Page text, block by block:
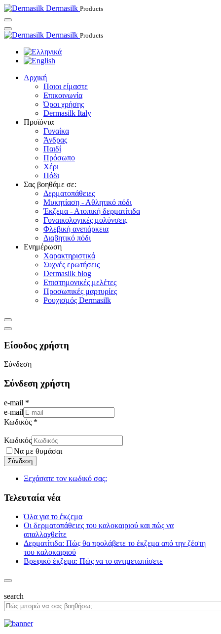
Dermasilk Products
Dermasilk Products
Αρχική
Ποιοι είμαστε
Επικοινωνία
Όροι χρήσης
Dermasilk Italy
Προϊόντα
Γυναίκα
Άνδρας
Παιδί
Πρόσωπο
Χέρι
Πόδι
Σας βοηθάμε σε:
Δερματοπάθειες
Μυκητίαση - Αθλητικό πόδι
Έκζεμα - Ατοπική δερματίτιδα
Γυναικολογικές μολύνσεις
Φλεβική ανεπάρκεια
Διαβητικό πόδι
Ενημέρωση
Χαρακτηριστικά
Συχνές ερωτήσεις
Dermasilk blog
Επιστημονικές μελέτες
Προσωπικές μαρτυρίες
Ρουχισμός Dermasilk
Είσοδος χρήστη
Σύνδεση
Σύνδεση χρήστη
e-mail *
e-mail
Κωδικός *
Κωδικός
Να με θυμάσαι
Ξεχάσατε τον κωδικό σας;
Τελευταία νέα
Όλα για το έκζεμα
Οι δερματοπάθειες του καλοκαιριού και πώς να
απαλλαχθείτε
Δερματίτιδα: Πώς θα προλάβετε το έκζεμα από την ζέστη
του καλοκαιριού
Βρεφικό έκζεμα: Πώς να το αντιμετωπίσετε
search